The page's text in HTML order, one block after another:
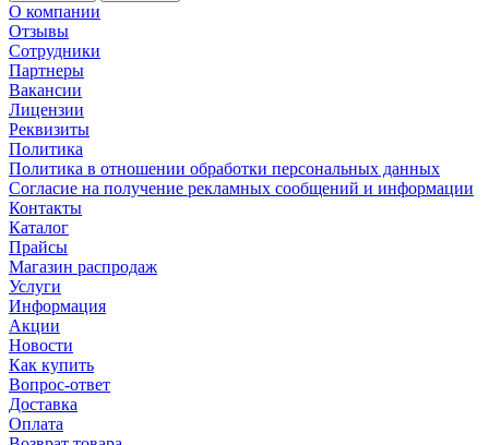
О компании
Отзывы
Сотрудники
Партнеры
Вакансии
Лицензии
Реквизиты
Политика
Политика в отношении обработки персональных данных
Согласие на получение рекламных сообщений и информации
Контакты
Каталог
Прайсы
Магазин распродаж
Услуги
Информация
Акции
Новости
Как купить
Вопрос-ответ
Доставка
Оплата